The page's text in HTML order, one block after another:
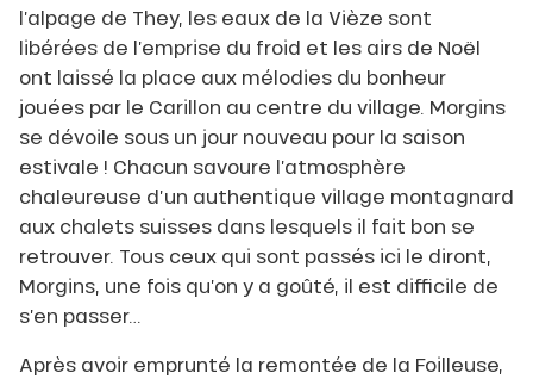
l’alpage de They, les eaux de la Vièze sont
libérées de l’emprise du froid et les airs de Noël
ont laissé la place aux mélodies du bonheur
jouées par le Carillon au centre du village. Morgins
se dévoile sous un jour nouveau pour la saison
estivale ! Chacun savoure l’atmosphère
chaleureuse d’un authentique village montagnard
aux chalets suisses dans lesquels il fait bon se
retrouver. Tous ceux qui sont passés ici le diront,
Morgins, une fois qu’on y a goûté, il est difficile de
s’en passer…
Après avoir emprunté la remontée de la Foilleuse,